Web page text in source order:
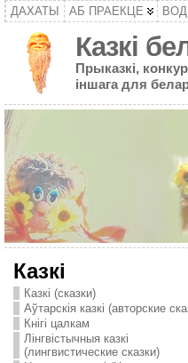
ДАХАТЫ АБ ПРАЕКЦЕ
Казкі
Прыказкі,
іншага для
Казкі
Казкі (сказки)
Аўтарскія казкі (авторские
Кнігі цалкам
Лінгвістычныя казкі
(лингвистические сказки)